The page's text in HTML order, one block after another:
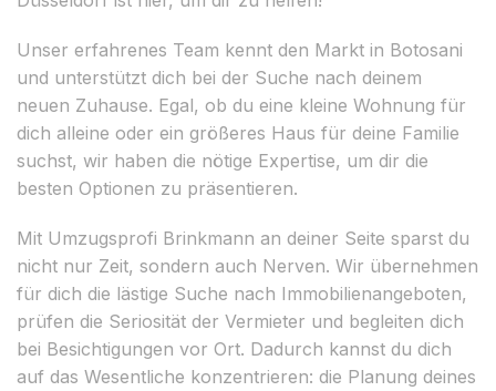
Unser erfahrenes Team kennt den Markt in Botosani
und unterstützt dich bei der Suche nach deinem
neuen Zuhause. Egal, ob du eine kleine Wohnung für
dich alleine oder ein größeres Haus für deine Familie
suchst, wir haben die nötige Expertise, um dir die
besten Optionen zu präsentieren.
Mit Umzugsprofi Brinkmann an deiner Seite sparst du
nicht nur Zeit, sondern auch Nerven. Wir übernehmen
für dich die lästige Suche nach Immobilienangeboten,
prüfen die Seriosität der Vermieter und begleiten dich
bei Besichtigungen vor Ort. Dadurch kannst du dich
auf das Wesentliche konzentrieren: die Planung deines